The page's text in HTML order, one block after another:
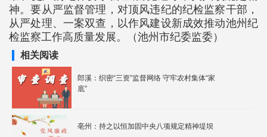
神。要从严监督管理，对顶风违纪的纪检监察干部，
从严处理、一案双查，以作风建设新成效推动池州纪
检监察工作高质量发展。（池州市纪委监委）
相关阅读
郎溪：织密“三资”监督网络 守牢农村集体“家
底”
亳州：持之以恒加固中央八项规定精神堤坝